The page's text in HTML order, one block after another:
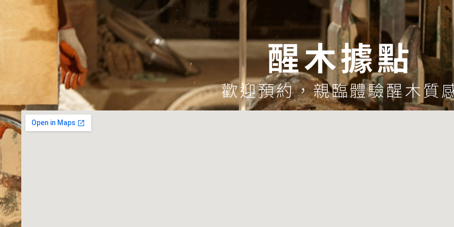
醒木據點
歡迎預約，親臨體驗醒木質